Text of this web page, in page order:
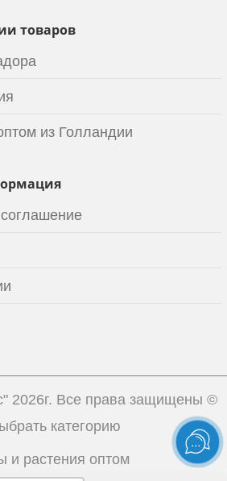
товаров
из Голландии
2026г. Все права защищены ©
категорию
и растения оптом